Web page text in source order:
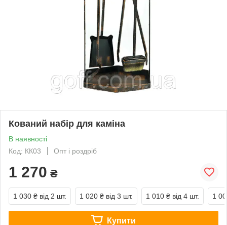
Кований набір для каміна
В наявності
Код: КК03
Опт і роздріб
1 270 ₴
1 030 ₴ від 2 шт. 1 020 ₴ від 3 шт. 1 010 ₴ від 4 шт. 1
Купити